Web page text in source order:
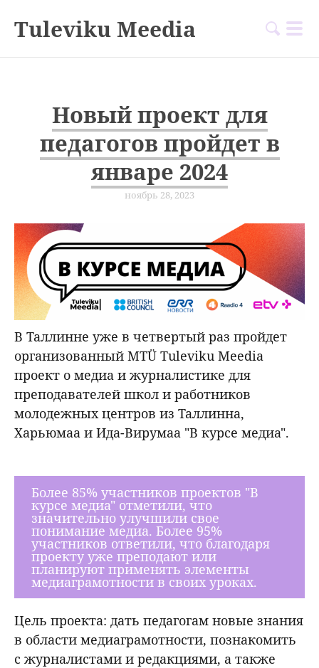
Tuleviku Meedia
Новый проект для
педагогов пройдет в
январе 2024
ноябрь 28, 2023
В Таллинне уже в четвертый раз пройдет
организованный MTÜ Tuleviku Meedia
проект о медиа и журналистике для
преподавателей школ и работников
молодежных центров из Таллинна,
Харьюмаа и Ида-Вирумаа "В курсе медиа".
Более 85% участников проектов "В
курсе медиа" отметили, что
значительно улучшили свое
понимание медиа. Более 95%
участников ответили, что благодаря
проекту уже преподают или
планируют применять элементы
медиаграмотности в своих уроках.
Цель проекта: дать педагогам новые знания
в области медиаграмотности, познакомить
с журналистами и редакциями, а также